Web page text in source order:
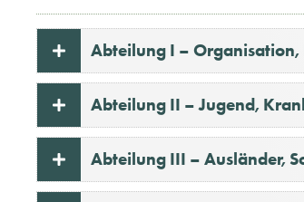
Abteilung I – Organisation,
Abteilung II – Jugend,
Abteilung III – Ausländer,